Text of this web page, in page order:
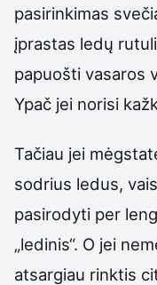
pasirinkimas
įprastas ledų
papuošti vasaros
Ypač jei norisi
Tačiau jei
sodrius ledus,
pasirodyti per
„ledinis“. O jei
atsargiau rinktis